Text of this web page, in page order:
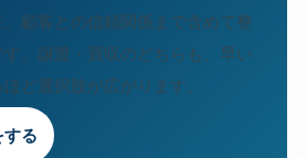
顧客との信頼関係まで含めて整
。譲渡・買収のどちらも、早い
ど選択肢が広がります。
する